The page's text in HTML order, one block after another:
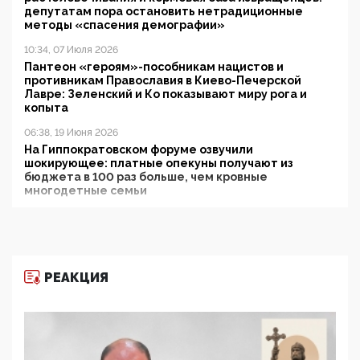
депутатам пора остановить нетрадиционные
методы «спасения демографии»
10:34, 07 Июля 2026
Пантеон «героям»-пособникам нацистов и
противникам Православия в Киево-Печерской
Лавре: Зеленский и Ко показывают миру рога и
копыта
06:38, 19 Июня 2026
На Гиппократовском форуме озвучили
шокирующее: платные опекуны получают из
бюджета в 100 раз больше, чем кровные
многодетные семьи
11:53, 09 Июня 2026
деятельность ИИТО ЮНЕСКО в России, но
цифроглобалисты продолжают определять
повестку в образовании
РЕАКЦИЯ